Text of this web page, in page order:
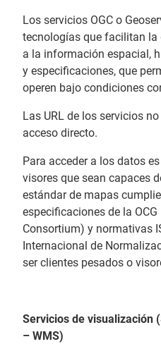
Los servicios OGC o
tecnologías que facilitan
a la información espacial,
y especificaciones, que
operen bajo condiciones
Las URL de los servicios
acceso directo.
Para acceder a los datos
visores que sean capaces
estándar de mapas
especificaciones de la OCG
Consortium) y normativas
Internacional de
ser clientes pesados o
Servicios de visualización
– WMS)